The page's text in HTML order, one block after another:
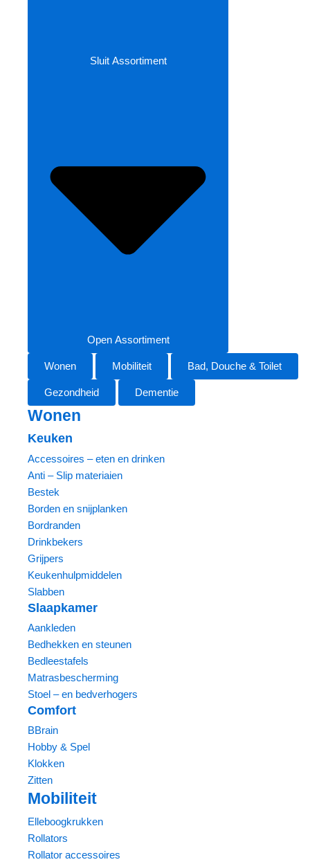
Sluit Assortiment
Open Assortiment
Wonen Mobiliteit Bad, Douche & Toilet
Gezondheid Dementie
Wonen
Keuken
Accessoires – eten en drinken
Anti – Slip materiaien
Bestek
Borden en snijplanken
Bordranden
Drinkbekers
Grijpers
Keukenhulpmiddelen
Slabben
Slaapkamer
Aankleden
Bedhekken en steunen
Bedleestafels
Matrasbescherming
Stoel – en bedverhogers
Comfort
BBrain
Hobby & Spel
Klokken
Zitten
Mobiliteit
Elleboogkrukken
Rollators
Rollator accessoires